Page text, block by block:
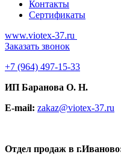
Контакты
Сертификаты
www.viotex-37.ru
Заказать звонок
+7 (964) 497-15-33
ИП Баранова О. Н.
E-mail: zakaz@viotex-37.ru
Отдел продаж в